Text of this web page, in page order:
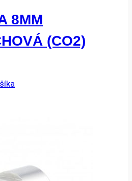
8MM
(CO2)